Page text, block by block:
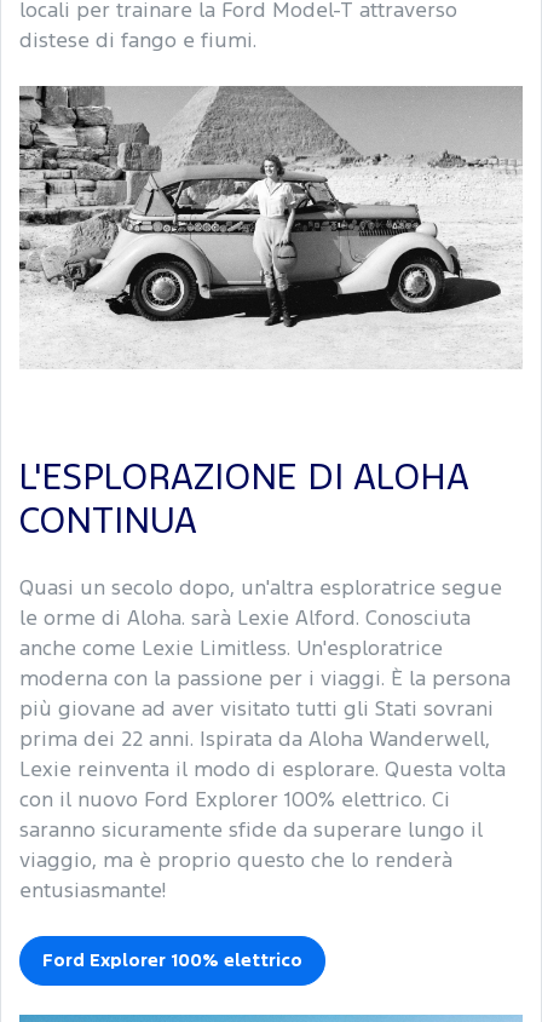
locali per trainare la Ford Model-T attraverso
distese di fango e fiumi.
L'ESPLORAZIONE DI ALOHA
CONTINUA
Quasi un secolo dopo, un'altra esploratrice segue
le orme di Aloha. sarà Lexie Alford. Conosciuta
anche come Lexie Limitless. Un'esploratrice
moderna con la passione per i viaggi. È la persona
più giovane ad aver visitato tutti gli Stati sovrani
prima dei 22 anni. Ispirata da Aloha Wanderwell,
Lexie reinventa il modo di esplorare. Questa volta
con il nuovo Ford Explorer 100% elettrico. Ci
saranno sicuramente sfide da superare lungo il
viaggio, ma è proprio questo che lo renderà
entusiasmante!
Ford Explorer 100% elettrico